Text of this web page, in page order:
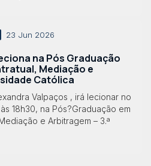
23 Jun 2026
na Pós Graduação
Mediação e
Católica
Valpaços , irá lecionar no
18h30, na Pós?Graduação em
e Arbitragem – 3.ª